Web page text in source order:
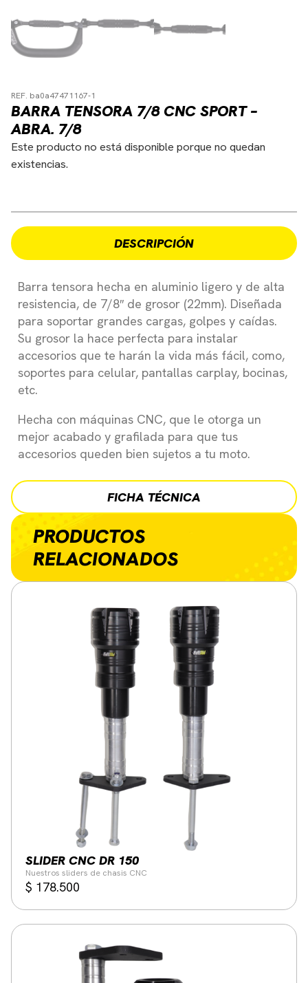
REF. ba0a47471167-1
BARRA TENSORA 7/8 CNC SPORT –
ABRA. 7/8
Este producto no está disponible porque no quedan
existencias.
DESCRIPCIÓN
FICHA TÉCNICA
Barra tensora hecha en aluminio ligero y de alta
resistencia, de 7/8″ de grosor (22mm). Diseñada
para soportar grandes cargas, golpes y caídas.
Su grosor la hace perfecta para instalar
accesorios que te harán la vida más fácil, como,
soportes para celular, pantallas carplay, bocinas,
etc.
Hecha con máquinas CNC, que le otorga un
mejor acabado y grafilada para que tus
accesorios queden bien sujetos a tu moto.
PRODUCTOS
RELACIONADOS
SLIDER CNC DR 150
Nuestros sliders de chasis CNC
$ 178.500